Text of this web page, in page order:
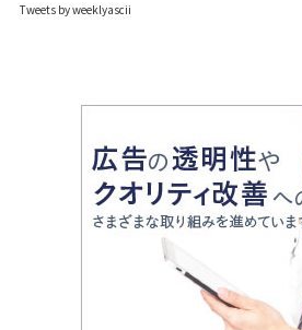
Tweets by weeklyascii